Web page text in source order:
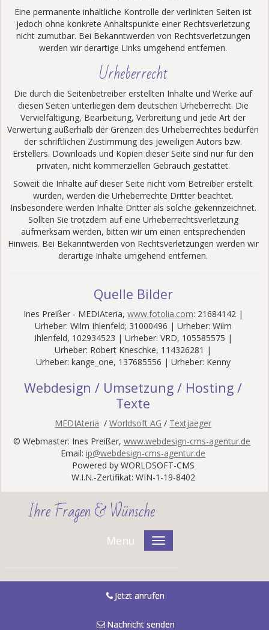
Eine permanente inhaltliche Kontrolle der verlinkten Seiten ist
jedoch ohne konkrete Anhaltspunkte einer Rechtsverletzung
nicht zumutbar. Bei Bekanntwerden von Rechtsverletzungen
werden wir derartige Links umgehend entfernen.
Urheberrecht
Die durch die Seitenbetreiber erstellten Inhalte und Werke auf
diesen Seiten unterliegen dem deutschen Urheberrecht. Die
Vervielfältigung, Bearbeitung, Verbreitung und jede Art der
Verwertung außerhalb der Grenzen des Urheberrechtes bedürfen
der schriftlichen Zustimmung des jeweiligen Autors bzw.
Erstellers. Downloads und Kopien dieser Seite sind nur für den
privaten, nicht kommerziellen Gebrauch gestattet.
Soweit die Inhalte auf dieser Seite nicht vom Betreiber erstellt
wurden, werden die Urheberrechte Dritter beachtet.
Insbesondere werden Inhalte Dritter als solche gekennzeichnet.
Sollten Sie trotzdem auf eine Urheberrechtsverletzung
aufmerksam werden, bitten wir um einen entsprechenden
Hinweis. Bei Bekanntwerden von Rechtsverletzungen werden wir
derartige Inhalte umgehend entfernen.
Quelle Bilder
Ines Preißer - MEDIAteria, www.fotolia.com: 21684142 |
Urheber: Wilm Ihlenfeld; 31000496 | Urheber: Wilm
Ihlenfeld, 102934523 | Urheber: VRD, 105585575 |
Urheber: Robert Kneschke, 114326281 |
Urheber: kange_one, 137685556 | Urheber: Kenny
Webdesign / Umsetzung / Hosting /
Texte
MEDIAteria /Worldsoft AG / Textjaeger
© Webmaster: Ines Preißer,www.webdesign-cms-agentur.de
Email:ip@webdesign-cms-agentur.de
Powered by WORLDSOFT-CMS
W.I.N.-Zertifikat: WIN-1-19-8402
Ihre Fragen & Wünsche
Menu
Jetzt anrufen
Nachricht senden